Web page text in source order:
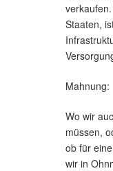
Staaten,
Mahnung:
Wo wir
müssen,
ob für
wir in